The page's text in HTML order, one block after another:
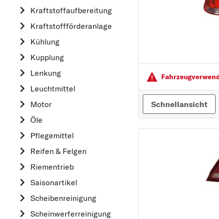
Kraftstoff­aufbereitung
Kraftstoff­förderanlage
Kühlung
Kupplung
Lenkung
Leuchtmittel
Motor
Öle
Pflegemittel
Reifen & Felgen
Riementrieb
Saisonartikel
Scheibenreinigung
Scheinwerferreinigung
D
DACIA
DAIHATSU
Schnellansicht